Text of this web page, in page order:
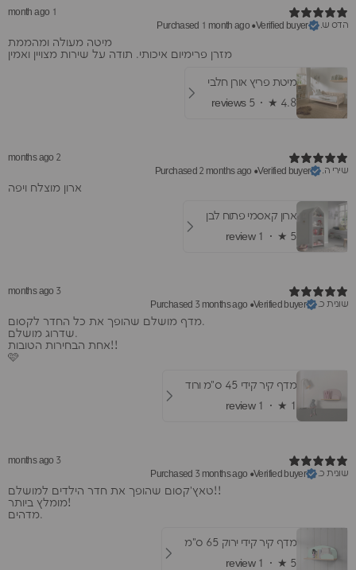
1 month ago
הדס ש.
Verified buyer
•
Purchased 1 month ago
מיטה מעולה ומהממת
מזרן פרימיום איכותי. תודה על שירות מצויין ואמין
מיטת פריץ אורן חלבי
4.8
★ ·
5 reviews
2 months ago
שירי ה.
Verified buyer
•
Purchased 2 months ago
ארון מוצלח ויפה
ארון קאסמי פתוח לבן
5
★ ·
1 review
3 months ago
שונית כ.
Verified buyer
•
Purchased 3 months ago
מדף מושלם שהופך את כל החדר לקסום.
שדרוג מושלם.
אחת הבחירות הטובות!!
🩷
מדף קיר קידי 45 ס"מ ורוד
1
★ ·
1 review
3 months ago
שונית כ.
Verified buyer
•
Purchased 3 months ago
​טאץ'קסום שהופך את חדר הילדים למושלם!!
מומלץ ביותר!
מדהים.
מדף קיר קידי ירוק 65 ס"מ
5
★ ·
1 review